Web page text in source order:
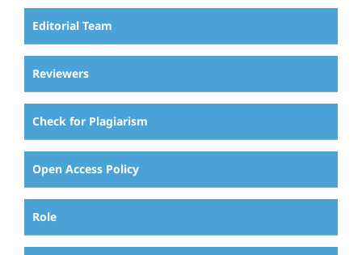
Editorial Team
Reviewers
Check for Plagiarism
Open Access Policy
Role